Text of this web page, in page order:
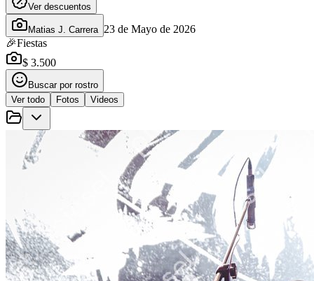
Ver descuentos
Matias J. Carrera 23 de Mayo de 2026
🎉Fiestas
$ 3.500
Buscar por rostro
Ver todo
Fotos Videos